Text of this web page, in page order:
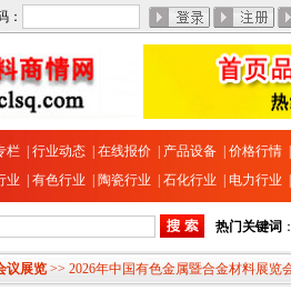
：
栏 行业动态 在线报价 产品设备 价格行情
业 有色行业 陶瓷行业 石化行业 电力行业
热门关键词
议展览 >> 2026年中国有色金属暨合金材料展览